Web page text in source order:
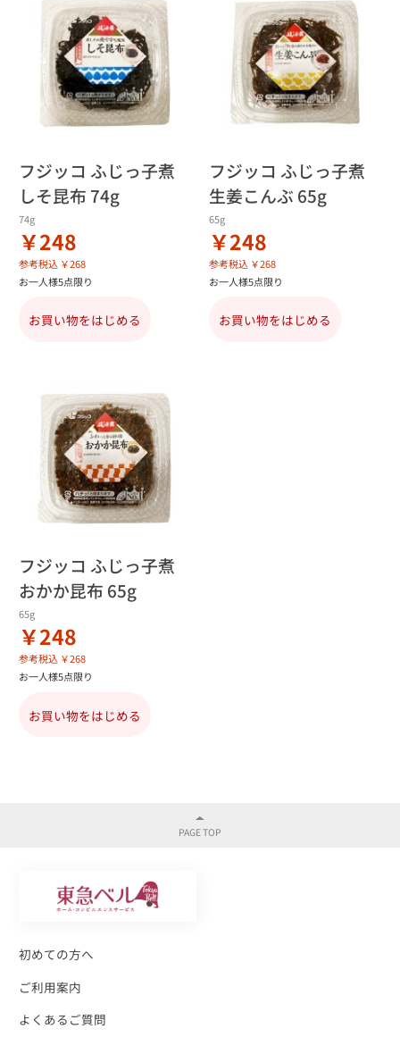
フジッコ ふじっ子煮
しそ昆布 74g
74g
￥248
参考税込 ￥268
お一人様5点限り
お買い物をはじめる
フジッコ ふじっ子煮
生姜こんぶ 65g
65g
￥248
参考税込 ￥268
お一人様5点限り
お買い物をはじめる
フジッコ ふじっ子煮
おかか昆布 65g
65g
￥248
参考税込 ￥268
お一人様5点限り
お買い物をはじめる
初めての方へ
ご利用案内
よくあるご質問